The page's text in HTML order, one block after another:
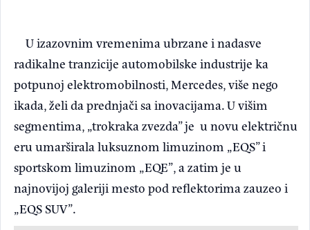
U izazovnim vremenima ubrzane i nadasve
radikalne tranzicije automobilske industrije ka
potpunoj elektromobilnosti, Mercedes, više nego
ikada, želi da prednjači sa inovacijama. U višim
segmentima, „trokraka zvezda” je u novu električnu
eru umarširala luksuznom limuzinom „EQS” i
sportskom limuzinom „EQE”, a zatim je u
najnovijoj galeriji mesto pod reflektorima zauzeo i
„EQS SUV”.